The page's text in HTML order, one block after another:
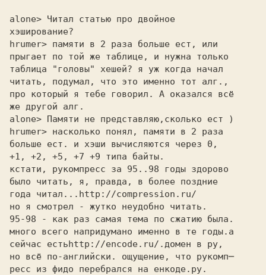
alone> Читал статью про двойное
хэширование?
hrumer> памяти в 2 раза больше ест, или
прыгает по той же таблице, и нужна только
таблица "головы" хешей? я уж когда начал
читать, подумал, что это именно тот алг.,
про который я тебе говорил. А оказался всё
же другой алг.
alone> Памяти не представляю,сколько ест )
hrumer> насколько понял, памяти в 2 раза
больше ест. и хэши вычисляются через 0,
+1, +2, +5, +7 +9 типа байты.
кстати, рукомпресс за 95..98 годы здорово
было читать, я, правда, в более поздние
года читал... http://compression.ru/
но я смотрел - жутко неудобно читать.
95-98 - как раз самая тема по сжатию была.
много всего напридумано именно в те годы.а
сейчас естьhttp://encode.ru/.домен в ру,
но всё по-английски. ощущение, что рукомп─
ресс из фидо перебрался на енкоде.ру.